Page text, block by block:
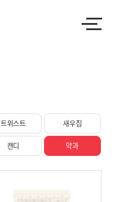
트위스트 새우칩
캔디 약과